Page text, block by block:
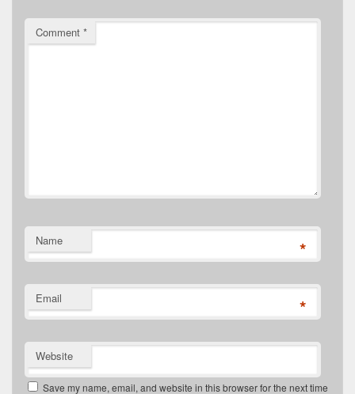
Comment *
Name *
Email *
Website
Save my name, email, and website in this browser for the next time